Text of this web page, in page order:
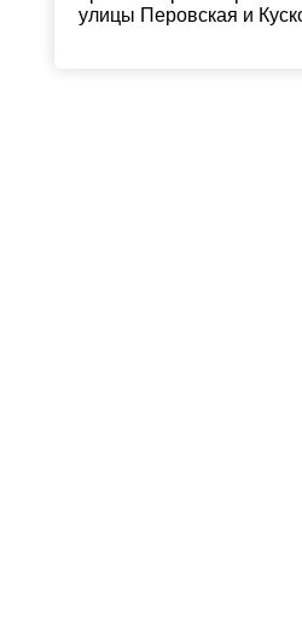
улицы Перовская и